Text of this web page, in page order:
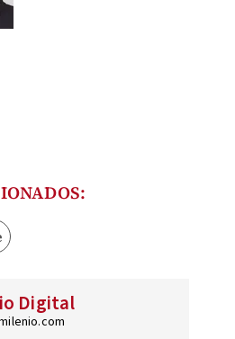
Digital